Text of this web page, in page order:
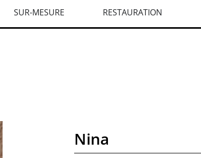
SUR-MESURE RESTAURATION
Nina